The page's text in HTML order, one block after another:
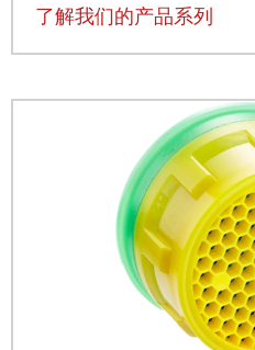
了解我们的产品系列